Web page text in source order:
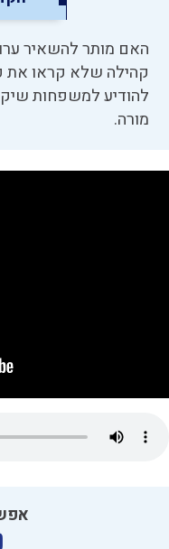
האם מותר להשאיר
קהילה שלא קראו את
להודיע למשפחות
מורה.